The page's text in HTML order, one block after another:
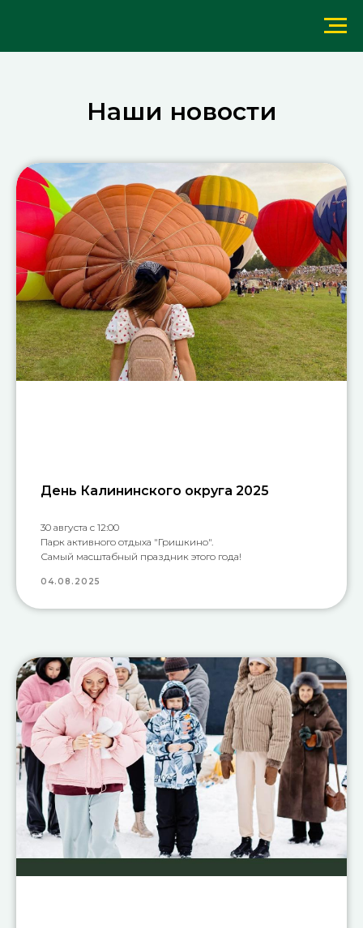
Наши новости
День Калининского округа 2025
30 августа с 12:00
Парк активного отдыха "Гришкино".
Самый масштабный праздник этого года!
04.08.2025